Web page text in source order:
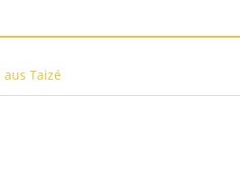
Taizé